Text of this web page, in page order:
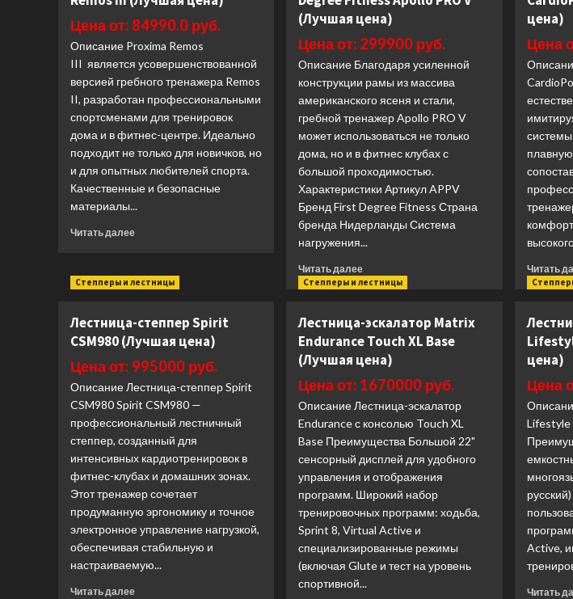
Цена от: 84990.0 руб.
Описание Proxima Remos
III является усовершенствованной
версией гребного тренажера Remos
II, разработан профессиональными
спортсменами для тренировок
дома и в фитнес-центре. Идеально
подходит не только для новичков, но
и для опытных любителей спорта.
Качественные и безопасные
материалы...
Читать далееПрочитать
Гребной
тренажер
Remos
III
цена)
(Лучшая цена)
Цена от: 299900 руб.
Описание Благодаря усиленной
конструкции рамы из массива
американского ясеня и стали,
гребной тренажер Apollo PRO V
может использоваться не только
дома, но и в фитнес клубах с
большой проходимостью.
Характеристики Артикул APPV
Бренд First Degree Fitness Страна
бренда Нидерланды Система
нагружения...
Читать далееПрочитать
больше
тренажер
First
Degree
Apollo
PRO
V
цена)
цена)
Цена
плавную
Читать
Степперы и лестницы
Лестница-степпер Spirit
CSM980 (Лучшая цена)
Цена от: 995000 руб.
Описание Лестница-степпер Spirit
CSM980 Spirit CSM980 —
профессиональный лестничный
степпер, созданный для
интенсивных кардиотренировок в
фитнес-клубах и домашних зонах.
Этот тренажер сочетает
продуманную эргономику и точное
электронное управление нагрузкой,
обеспечивая стабильную и
настраиваемую...
Читать далееПрочитать
Степперы и лестницы
Лестница-эскалатор Matrix
Endurance Touch XL Base
(Лучшая цена)
Цена от: 1670000 руб.
Описание Лестница-эскалатор
Endurance с консолью Touch XL
Base Преимущества Большой 22"
сенсорный дисплей для удобного
управления и отображения
программ. Широкий набор
тренировочных программ: ходьба,
Sprint 8, Virtual Active и
специализированные режимы
(включая Glute и тест на уровень
спортивной...
цена)
Цена
Lifestyle
Active,
Читать